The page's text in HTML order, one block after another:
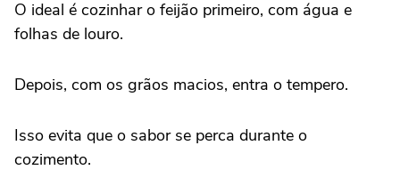
O ideal é cozinhar o feijão primeiro, com água e
folhas de louro.
Depois, com os grãos macios, entra o tempero.
Isso evita que o sabor se perca durante o
cozimento.